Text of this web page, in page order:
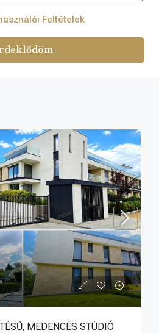
Feltételek
MEDENCÉS STÚDIÓ